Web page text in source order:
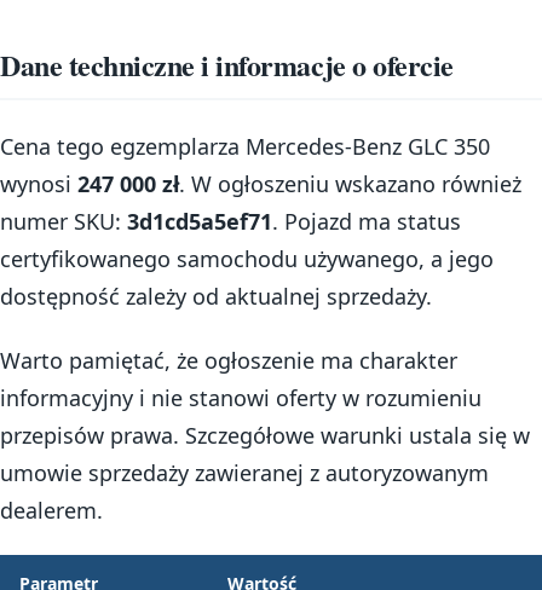
Dane techniczne i informacje o ofercie
Cena tego egzemplarza Mercedes-Benz GLC 350
wynosi 247 000 zł. W ogłoszeniu wskazano również
numer SKU: 3d1cd5a5ef71. Pojazd ma status
certyfikowanego samochodu używanego, a jego
dostępność zależy od aktualnej sprzedaży.
Warto pamiętać, że ogłoszenie ma charakter
informacyjny i nie stanowi oferty w rozumieniu
przepisów prawa. Szczegółowe warunki ustala się w
umowie sprzedaży zawieranej z autoryzowanym
dealerem.
Parametr Wartość